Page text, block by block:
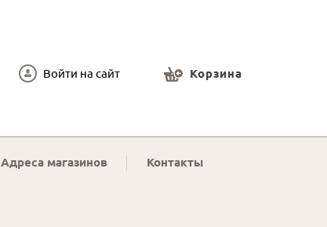
Войти на сайт Корзина
Адреса магазинов Контакты